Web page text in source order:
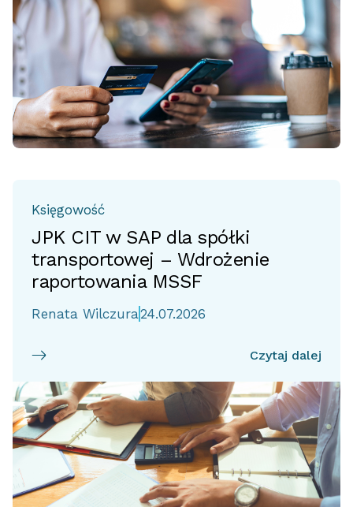
Księgowość
JPK CIT w SAP dla spółki
transportowej – Wdrożenie
raportowania MSSF
Renata Wilczura24.07.2026
Czytaj dalej